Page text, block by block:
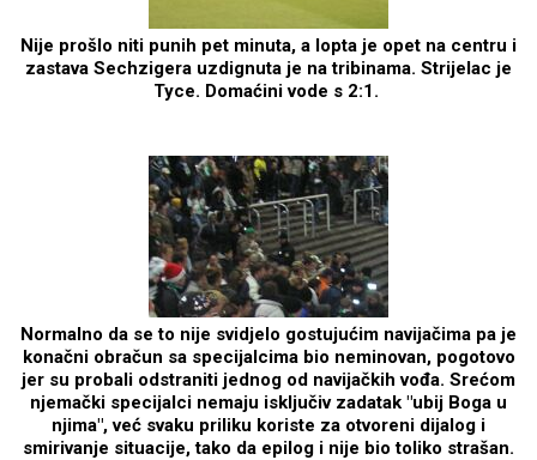
Nije prošlo niti punih pet minuta, a lopta je opet na centru i
zastava Sechzigera uzdignuta je na tribinama. Strijelac je
Tyce. Domaćini vode s 2:1.
Normalno da se to nije svidjelo gostujućim navijačima pa je
konačni obračun sa specijalcima bio neminovan, pogotovo
jer su probali odstraniti jednog od navijačkih vođa. Srećom
njemački specijalci nemaju isključiv zadatak "ubij Boga u
njima", već svaku priliku koriste za otvoreni dijalog i
smirivanje situacije, tako da epilog i nije bio toliko strašan.